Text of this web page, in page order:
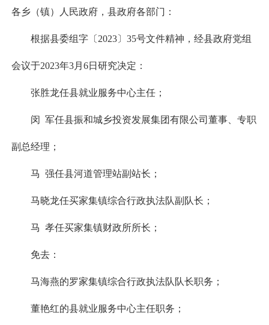
各乡（镇）人民政府，县政府各部门：
根据县委组字〔2023〕35号文件精神，经县政府党组
会议于2023年3月6日研究决定：
张胜龙任县就业服务中心主任；
闵 军任县振和城乡投资发展集团有限公司董事、专职
副总经理；
马 强任县河道管理站副站长；
马晓龙任买家集镇综合行政执法队副队长；
马 孝任买家集镇财政所所长；
免去：
马海燕的罗家集镇综合行政执法队队长职务；
董艳红的县就业服务中心主任职务；